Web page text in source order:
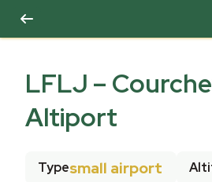
LFLJ –
Altiport
Typesmall airport